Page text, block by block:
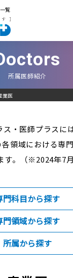
覧
所属医師紹介
業医
・医師プラスには
領域における専
す。（※2024年7月
門科目から探す
門領域から探す
所属から探す